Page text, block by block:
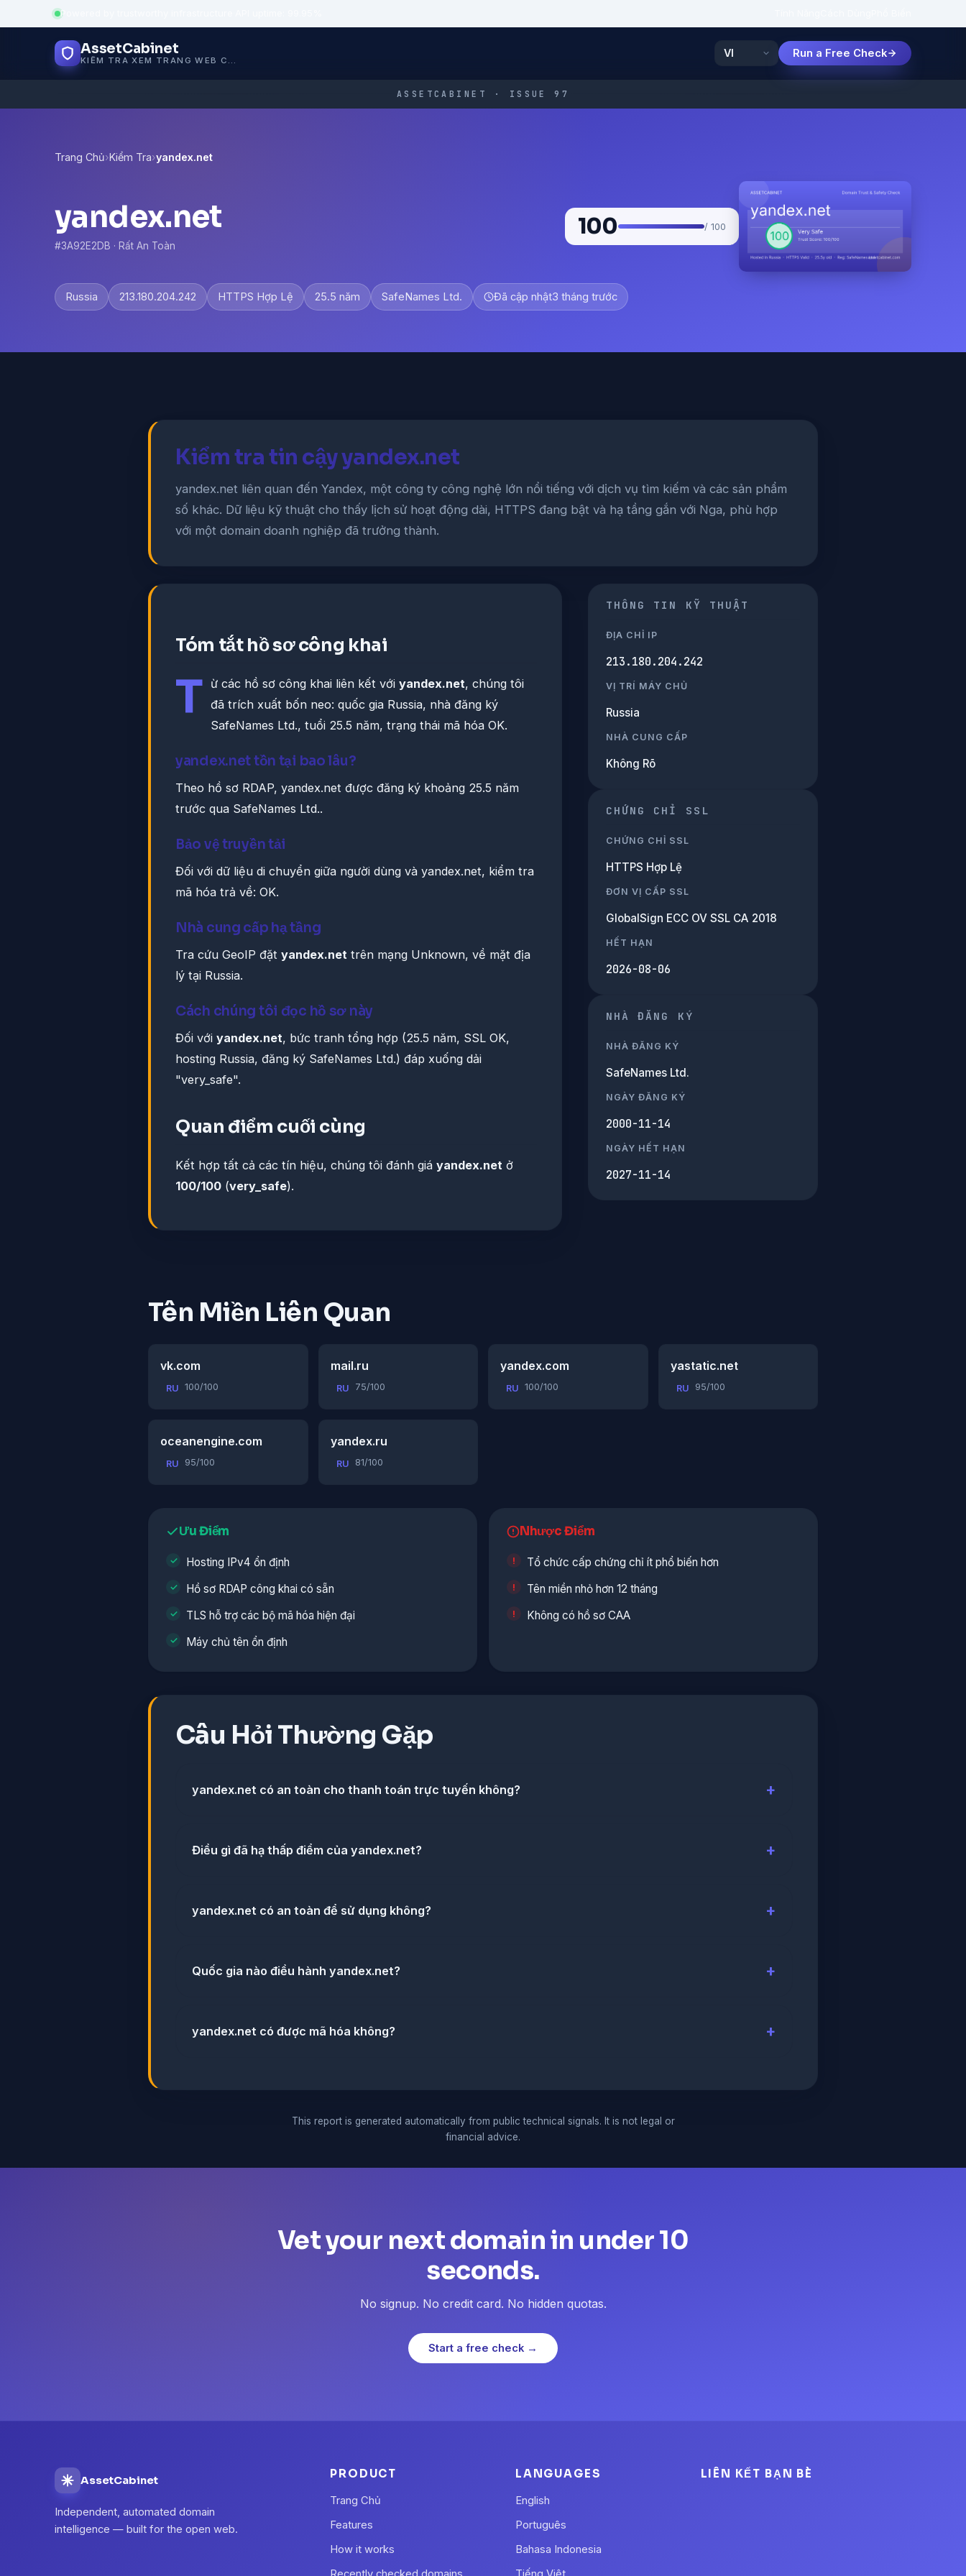
Powered by trustworthy infrastructure
AssetCabinet
KIỂM TRA XEM TRANG WEB CÓ AN TOÀN KHÔNG
Run a Free Check
ASSETCABINET · ISSUE 97
Trang Chủ›Kiểm Tra›yandex.net
yandex.net
#3A92E2DB · Rất An Toàn
100 / 100
Russia 213.180.204.242 HTTPS Hợp Lệ 25.5 năm SafeNames Ltd. Đã cập nhật3 tháng trước
Kiểm tra tin cậy yandex.net
yandex.net liên quan đến Yandex, một công ty công nghệ lớn nổi tiếng với dịch vụ tìm kiếm và các sản phẩm
số khác. Dữ liệu kỹ thuật cho thấy lịch sử hoạt động dài, HTTPS đang bật và hạ tầng gắn với Nga, phù hợp
với một domain doanh nghiệp đã trưởng thành.
Tóm tắt hồ sơ công khai
T ừ các hồ sơ công khai liên kết với yandex.net, chúng tôi
đã trích xuất bốn neo: quốc gia Russia, nhà đăng ký
SafeNames Ltd., tuổi 25.5 năm, trạng thái mã hóa OK.
yandex.net tồn tại bao lâu?
Theo hồ sơ RDAP, yandex.net được đăng ký khoảng 25.5 năm
trước qua SafeNames Ltd..
Bảo vệ truyền tải
Đối với dữ liệu di chuyển giữa người dùng và yandex.net, kiểm tra
mã hóa trả về: OK.
Nhà cung cấp hạ tầng
Tra cứu GeoIP đặt yandex.net trên mạng Unknown, về mặt địa
lý tại Russia.
Cách chúng tôi đọc hồ sơ này
Đối với yandex.net, bức tranh tổng hợp (25.5 năm, SSL OK,
hosting Russia, đăng ký SafeNames Ltd.) đáp xuống dải
"very_safe".
Quan điểm cuối cùng
Kết hợp tất cả các tín hiệu, chúng tôi đánh giá yandex.net ở
100/100 (very_safe).
THÔNG TIN KỸ THUẬT
ĐỊA CHỈ IP
213.180.204.242
VỊ TRÍ MÁY CHỦ
Russia
NHÀ CUNG CẤP
Không Rõ
CHỨNG CHỈ SSL
CHỨNG CHỈ SSL
HTTPS Hợp Lệ
ĐƠN VỊ CẤP SSL
GlobalSign ECC OV SSL CA 2018
HẾT HẠN
2026-08-06
NHÀ ĐĂNG KÝ
NHÀ ĐĂNG KÝ
SafeNames Ltd.
NGÀY ĐĂNG KÝ
2000-11-14
NGÀY HẾT HẠN
2027-11-14
Tên Miền Liên Quan
vk.com
RU 100/100
mail.ru
RU 75/100
yandex.com
RU 100/100
yastatic.net
RU 95/100
oceanengine.com
RU 95/100
yandex.ru
RU 81/100
Ưu Điểm
Hosting IPv4 ổn định
Hồ sơ RDAP công khai có sẵn
TLS hỗ trợ các bộ mã hóa hiện đại
Máy chủ tên ổn định
Nhược Điểm
Tổ chức cấp chứng chỉ ít phổ biến hơn
Tên miền nhỏ hơn 12 tháng
Không có hồ sơ CAA
Câu Hỏi Thường Gặp
yandex.net có an toàn cho thanh toán trực tuyến không?
Điều gì đã hạ thấp điểm của yandex.net?
yandex.net có an toàn để sử dụng không?
Quốc gia nào điều hành yandex.net?
yandex.net có được mã hóa không?
This report is generated automatically from public technical signals. It is not legal or
financial advice.
Vet your next domain in under 10
seconds.
No signup. No credit card. No hidden quotas.
Start a free check →
AssetCabinet
Independent, automated domain
intelligence — built for the open web.
PRODUCT
Trang Chủ
Features
How it works
LANGUAGES
English
Português
Bahasa Indonesia
LIÊN KẾT BẠN BÈ